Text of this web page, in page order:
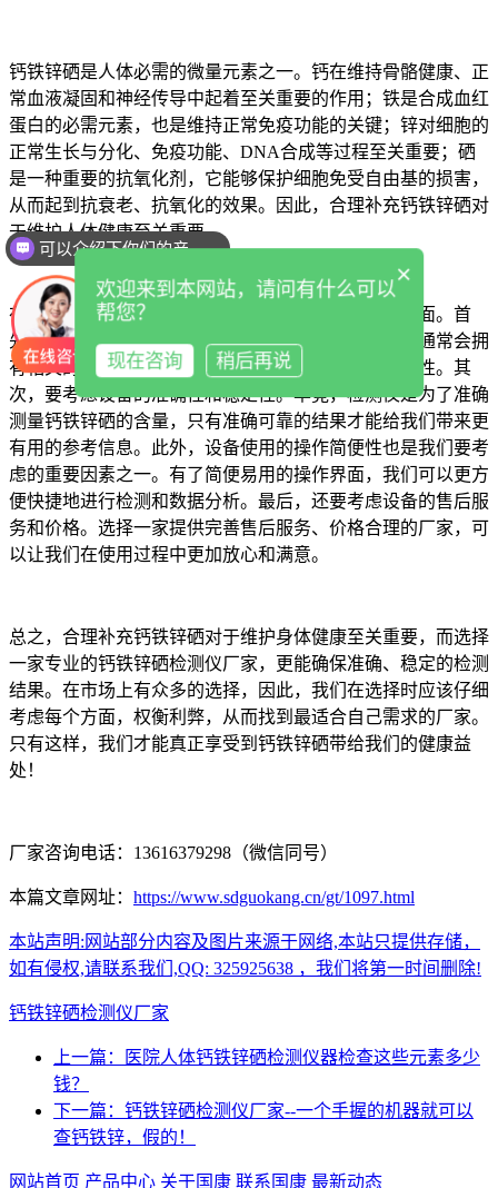
钙铁锌硒是人体必需的微量元素之一。钙在维持骨骼健康、正
常血液凝固和神经传导中起着至关重要的作用；铁是合成血红
蛋白的必需元素，也是维持正常免疫功能的关键；锌对细胞的
正常生长与分化、免疫功能、DNA合成等过程至关重要；硒
是一种重要的抗氧化剂，它能够保护细胞免受自由基的损害，
从而起到抗衰老、抗氧化的效果。因此，合理补充钙铁锌硒对
于维护人体健康至关重要。
在选择钙铁锌硒检测仪时，我们应该关注以下几个方面。首
先，要选择一家正规的、有资质的厂家。正规的厂家通常会拥
有相关的认证和资质，这可以保证设备的质量和可靠性。其
次，要考虑设备的准确性和稳定性。毕竟，检测仪是为了准确
测量钙铁锌硒的含量，只有准确可靠的结果才能给我们带来更
有用的参考信息。此外，设备使用的操作简便性也是我们要考
虑的重要因素之一。有了简便易用的操作界面，我们可以更方
便快捷地进行检测和数据分析。最后，还要考虑设备的售后服
务和价格。选择一家提供完善售后服务、价格合理的厂家，可
以让我们在使用过程中更加放心和满意。
总之，合理补充钙铁锌硒对于维护身体健康至关重要，而选择
一家专业的钙铁锌硒检测仪厂家，更能确保准确、稳定的检测
结果。在市场上有众多的选择，因此，我们在选择时应该仔细
考虑每个方面，权衡利弊，从而找到最适合自己需求的厂家。
只有这样，我们才能真正享受到钙铁锌硒带给我们的健康益
处！
厂家咨询电话：13616379298（微信同号）
本篇文章网址： https://www.sdguokang.cn/gt/1097.html
本站声明:网站部分内容及图片来源于网络,本站只提供存储，
如有侵权,请联系我们,QQ: 325925638 ，我们将第一时间删除!
钙铁锌硒检测仪厂家
上一篇：医院人体钙铁锌硒检测仪器检查这些元素多少
钱？
下一篇：钙铁锌硒检测仪厂家--一个手握的机器就可以
查钙铁锌，假的！
网站首页 产品中心 关于国康 联系国康 最新动态
可以介绍下你们的产品么
×
欢迎来到本网站，请问有什么可以
帮您？
现在咨询 稍后再说